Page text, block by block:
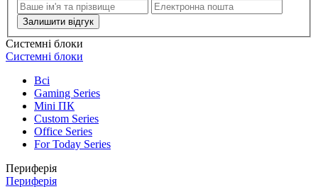
Залишити відгук
Системні блоки
Системні блоки
Всі
Gaming Series
Mini ПК
Custom Series
Office Series
For Today Series
Периферія
Периферія